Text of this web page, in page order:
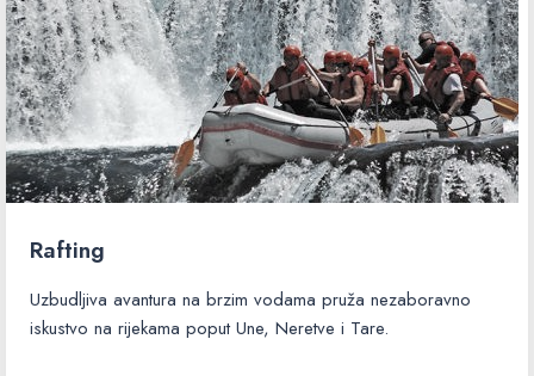
Rafting
Uzbudljiva avantura na brzim vodama pruža nezaboravno
iskustvo na rijekama poput Une, Neretve i Tare.